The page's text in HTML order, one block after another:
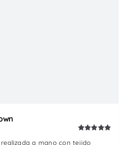
a mano con tejido